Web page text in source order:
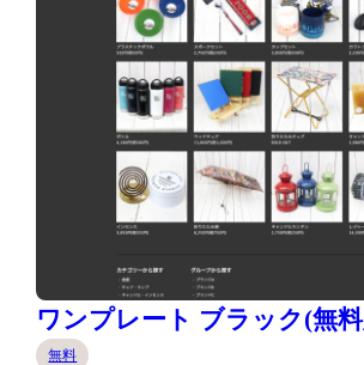
ワンプレート ブラック(無
無料